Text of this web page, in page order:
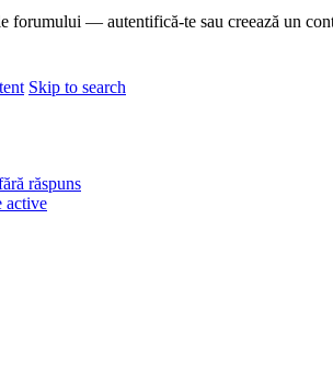
forumului — autentifică-te sau creează un
Skip to search
răspuns
active